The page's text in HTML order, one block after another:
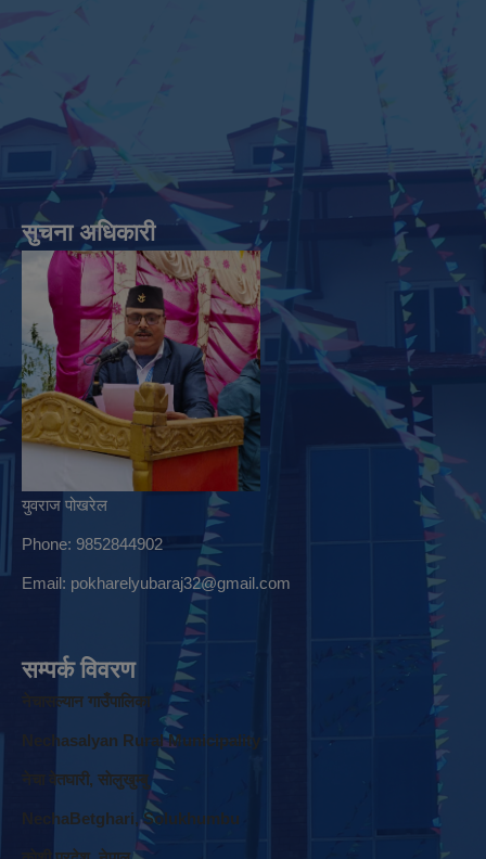
सुचना अधिकारी
युवराज पोखरेल
Phone: 9852844902
Email: pokharelyubaraj32@gmail.com
सम्पर्क विवरण
नेचासल्यान गाउँपालिका
Nechasalyan Rural Municipality
नेचा वेतघारी, साेलुखुम्बु
NechaBetghari, Solukhumbu